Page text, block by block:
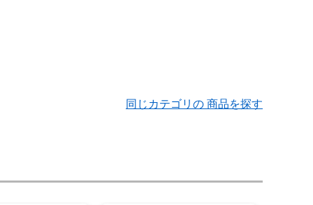
同じカテゴリの 商品を探す